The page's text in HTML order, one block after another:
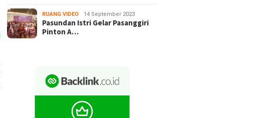
RUANG VIDEO 14 September 2023
Pasundan Istri Gelar Pasanggiri
Pinton A…